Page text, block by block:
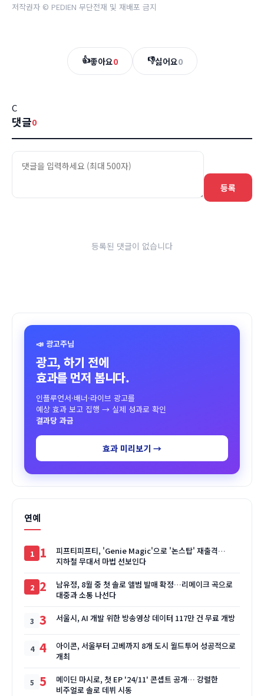
저작권자 © PEDIEN 무단전재 및 재배포 금지
👍좋아요0 👎싫어요0
C
댓글0
등록
등록된 댓글이 없습니다
📣 광고주님
광고, 하기 전에
효과를 먼저 봅니다.
인플루언서·배너·라이브 광고를
예상 효과 보고 집행 → 실제 성과로 확인
결과당 과금
효과 미리보기 →
연예
1
피프티피프티, 'Genie Magic'으로 '논스탑' 재출격…
지하철 무대서 마법 선보인다
2
남유정, 8월 중 첫 솔로 앨범 발매 확정…리메이크 곡으로
대중과 소통 나선다
3 서울시, AI 개발 위한 방송영상 데이터 117만 건 무료 개방
4
아이콘, 서울부터 고베까지 8개 도시 월드투어 성공적으로
개최
5
메이딘 마시로, 첫 EP '24/11' 콘셉트 공개… 강렬한
비주얼로 솔로 데뷔 시동